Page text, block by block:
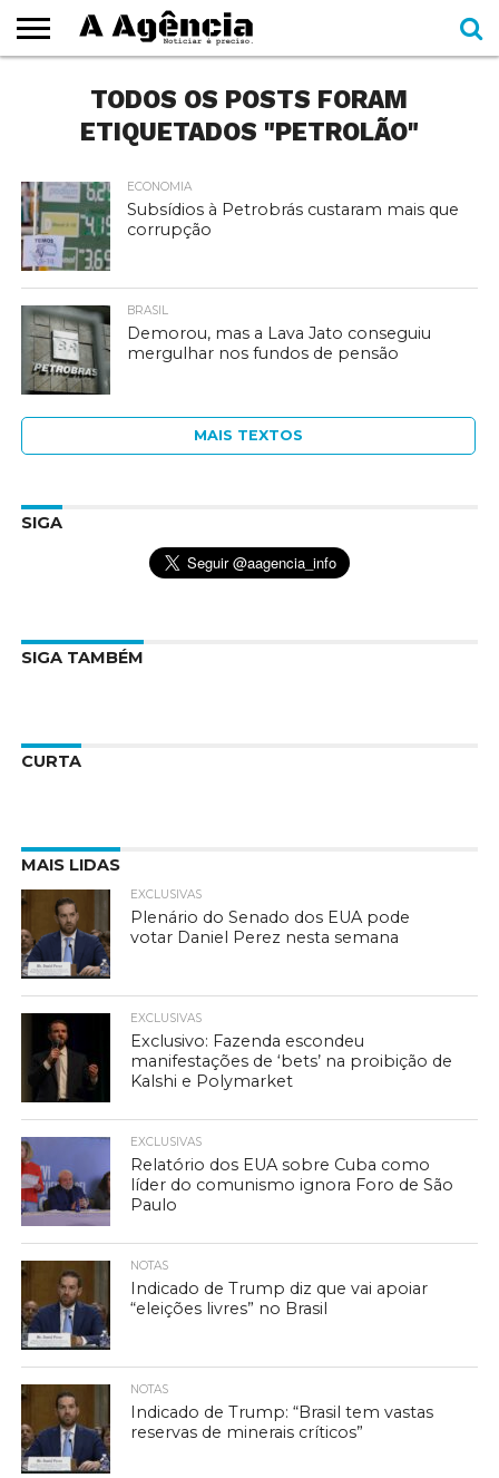
CADERNOS
SEÇÕES
ESPECIAIS
COMO
AJUDAR
CONTATOTODOS OS POSTS FORAM
ETIQUETADOS "PETROLÃO"
ECONOMIA
Subsídios à Petrobrás custaram mais que
corrupção
BRASIL
Demorou, mas a Lava Jato conseguiu
mergulhar nos fundos de pensão
MAIS TEXTOS
SIGA
SIGA TAMBÉM
CURTA
MAIS LIDAS
EXCLUSIVAS
Plenário do Senado dos EUA pode
votar Daniel Perez nesta semana
EXCLUSIVAS
Exclusivo: Fazenda escondeu
manifestações de ‘bets’ na proibição de
Kalshi e Polymarket
EXCLUSIVAS
Relatório dos EUA sobre Cuba como
líder do comunismo ignora Foro de São
Paulo
NOTAS
Indicado de Trump diz que vai apoiar
“eleições livres” no Brasil
NOTAS
Indicado de Trump: “Brasil tem vastas
reservas de minerais críticos”